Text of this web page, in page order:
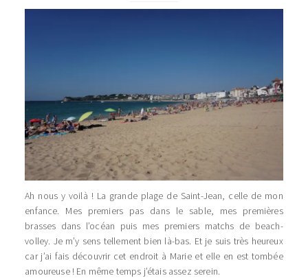
Ah nous y voilà ! La grande plage de Saint-Jean, celle de mon
enfance. Mes premiers pas dans le sable, mes premières
brasses dans l’océan puis mes premiers matchs de beach-
volley. Je m’y sens tellement bien là-bas. Et je suis très heureux
car j’ai fais découvrir cet endroit à Marie et elle en est tombée
amoureuse ! En même temps j’étais assez serein.